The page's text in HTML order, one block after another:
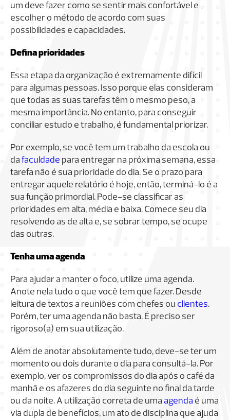
um deve fazer como se sentir mais confortável e
escolher o método de acordo com suas
possibilidades e capacidades.
Defina prioridades
Essa etapa da organização é extremamente difícil
para algumas pessoas. Isso porque elas consideram
que todas as suas tarefas têm o mesmo peso, a
mesma importância. No entanto, para conseguir
conciliar estudo e trabalho, é fundamental priorizar.
Por exemplo, se você tem um trabalho da escola ou
da faculdade para entregar na próxima semana, essa
tarefa não é sua prioridade do dia. Se o prazo para
entregar aquele relatório é hoje, então, terminá-lo é a
sua função primordial. Pode-se classificar as
prioridades em alta, média e baixa. Comece seu dia
resolvendo as de alta e, se sobrar tempo, se ocupe
das outras.
Tenha uma agenda
Para ajudar a manter o foco, utilize uma agenda.
Anote nela tudo o que você tem que fazer. Desde
leitura de textos a reuniões com chefes ou clientes.
Porém, ter uma agenda não basta. É preciso ser
rigoroso(a) em sua utilização.
Além de anotar absolutamente tudo, deve-se ter um
momento ou dois durante o dia para consultá-la. Por
exemplo, ver os compromissos do dia após o café da
manhã e os afazeres do dia seguinte no final da tarde
ou da noite. A utilização correta de uma agenda é uma
via dupla de benefícios, um ato de disciplina que ajuda